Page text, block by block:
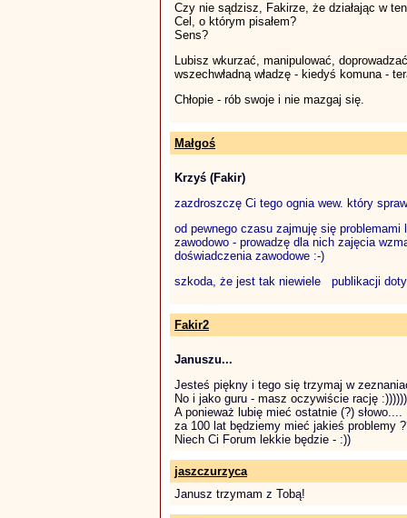
Czy nie sądzisz, Fakirze, że działając w
Cel, o którym pisałem?
Sens?
Lubisz wkurzać, manipulować,
wszechwładną władzę - kiedyś komuna -
Chłopie - rób swoje i nie mazgaj się.
Małgoś
Krzyś (Fakir)
zazdroszczę Ci tego ognia wew. który
od pewnego czasu zajmuję się
zawodowo - prowadzę dla nich zajęcia
doświadczenia zawodowe :-)
szkoda, że jest tak niewiele publikacji
Fakir2
Januszu...
Jesteś piękny i tego się trzymaj w
No i jako guru - masz oczywiście rację
A ponieważ lubię mieć ostatnie (?)
za 100 lat będziemy mieć jakieś problemy
Niech Ci Forum lekkie będzie - :))
jaszczurzyca
Janusz trzymam z Tobą!